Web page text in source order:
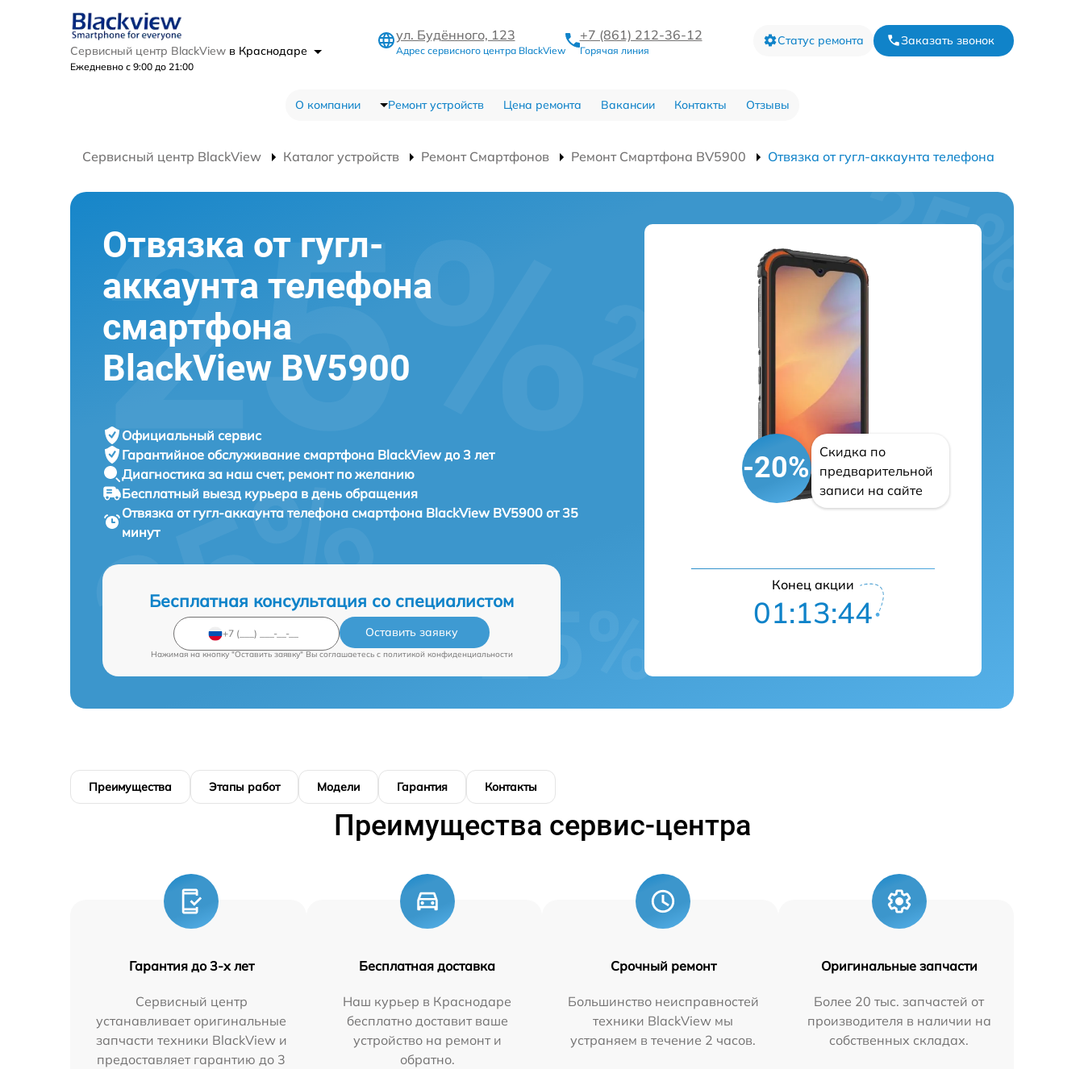
Сервисный центр BlackView в Краснодаре
Ежедневно с 9:00 до 21:00
ул. Будённого, 123
Адрес сервисного центра BlackView
+7 (861) 212-36-12
Горячая линия
Статус ремонта Заказать звонок
О компании Ремонт устройств Цена ремонта Вакансии Контакты Отзывы
Сервисный центр BlackView Каталог устройств Ремонт Смартфонов Ремонт Смартфона BV5900 Отвязка от гугл-аккаунта телефона
Отвязка от гугл-
аккаунта телефона
смартфона
BlackView BV5900
Официальный сервис
Гарантийное обслуживание смартфона BlackView до 3 лет
Диагностика за наш счет, ремонт по желанию
Бесплатный выезд курьера в день обращения
Отвязка от гугл-аккаунта телефона смартфона BlackView BV5900 от 35
минут
Бесплатная консультация со специалистом
Оставить заявку
Нажимая на кнопку "Оставить заявку" Вы соглашаетесь c политикой конфиденциальности
-20%
Скидка по
предварительной
записи на сайте
Конец акции
01:13:42
Преимущества Этапы работ Модели Гарантия Контакты
Преимущества сервис-центра
Гарантия до 3-х лет
Сервисный центр
устанавливает оригинальные
запчасти техники BlackView и
предоставляет гарантию до 3
Бесплатная доставка
Наш курьер в Краснодаре
бесплатно доставит ваше
устройство на ремонт и
обратно.
Срочный ремонт
Большинство неисправностей
техники BlackView мы
устраняем в течение 2 часов.
Оригинальные запчасти
Более 20 тыс. запчастей от
производителя в наличии на
собственных складах.